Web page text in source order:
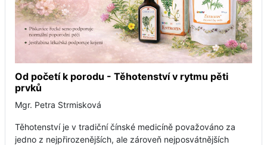
Od početí k porodu - Těhotenství v rytmu pěti
prvků
Mgr. Petra Strmisková
Těhotenství je v tradiční čínské medicíně považováno za
jedno z nejpřirozenějších, ale zároveň nejposvátnějších